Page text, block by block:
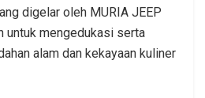
digelar oleh MURIA JEEP
untuk mengedukasi serta
alam dan kekayaan kuliner